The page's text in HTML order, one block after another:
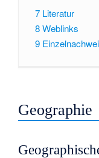
7 Literatur
8Weblinks
9
Geographie